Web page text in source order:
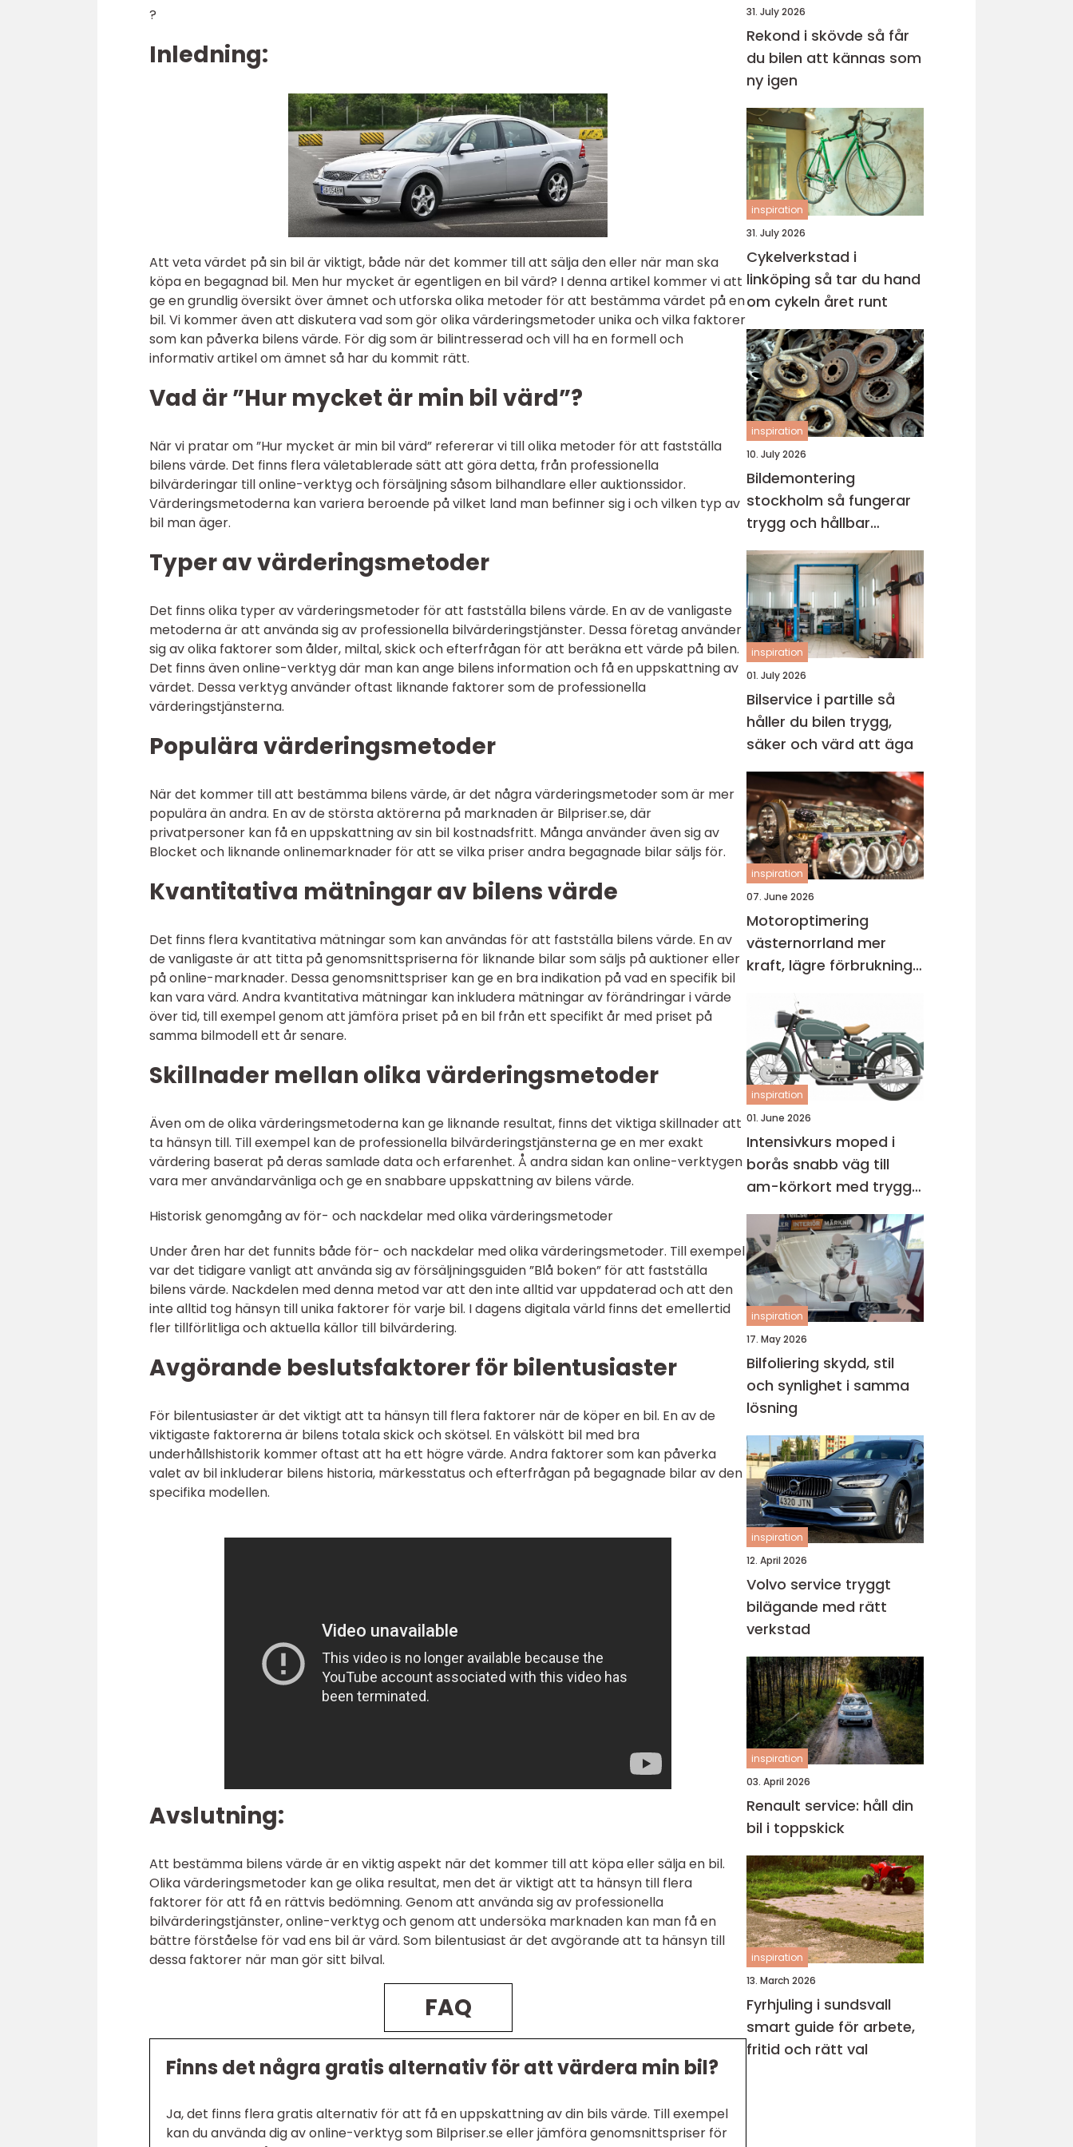
?
Inledning:
Att veta värdet på sin bil är viktigt, både när det kommer till att sälja den eller när man ska
köpa en begagnad bil. Men hur mycket är egentligen en bil värd? I denna artikel kommer vi att
ge en grundlig översikt över ämnet och utforska olika metoder för att bestämma värdet på en
bil. Vi kommer även att diskutera vad som gör olika värderingsmetoder unika och vilka faktorer
som kan påverka bilens värde. För dig som är bilintresserad och vill ha en formell och
informativ artikel om ämnet så har du kommit rätt.
Vad är ”Hur mycket är min bil värd”?
När vi pratar om ”Hur mycket är min bil värd” refererar vi till olika metoder för att fastställa
bilens värde. Det finns flera väletablerade sätt att göra detta, från professionella
bilvärderingar till online-verktyg och försäljning såsom bilhandlare eller auktionssidor.
Värderingsmetoderna kan variera beroende på vilket land man befinner sig i och vilken typ av
bil man äger.
Typer av värderingsmetoder
Det finns olika typer av värderingsmetoder för att fastställa bilens värde. En av de vanligaste
metoderna är att använda sig av professionella bilvärderingstjänster. Dessa företag använder
sig av olika faktorer som ålder, miltal, skick och efterfrågan för att beräkna ett värde på bilen.
Det finns även online-verktyg där man kan ange bilens information och få en uppskattning av
värdet. Dessa verktyg använder oftast liknande faktorer som de professionella
värderingstjänsterna.
Populära värderingsmetoder
När det kommer till att bestämma bilens värde, är det några värderingsmetoder som är mer
populära än andra. En av de största aktörerna på marknaden är Bilpriser.se, där
privatpersoner kan få en uppskattning av sin bil kostnadsfritt. Många använder även sig av
Blocket och liknande onlinemarknader för att se vilka priser andra begagnade bilar säljs för.
Kvantitativa mätningar av bilens värde
Det finns flera kvantitativa mätningar som kan användas för att fastställa bilens värde. En av
de vanligaste är att titta på genomsnittspriserna för liknande bilar som säljs på auktioner eller
på online-marknader. Dessa genomsnittspriser kan ge en bra indikation på vad en specifik bil
kan vara värd. Andra kvantitativa mätningar kan inkludera mätningar av förändringar i värde
över tid, till exempel genom att jämföra priset på en bil från ett specifikt år med priset på
samma bilmodell ett år senare.
Skillnader mellan olika värderingsmetoder
Även om de olika värderingsmetoderna kan ge liknande resultat, finns det viktiga skillnader att
ta hänsyn till. Till exempel kan de professionella bilvärderingstjänsterna ge en mer exakt
värdering baserat på deras samlade data och erfarenhet. Å andra sidan kan online-verktygen
vara mer användarvänliga och ge en snabbare uppskattning av bilens värde.
Historisk genomgång av för- och nackdelar med olika värderingsmetoder
Under åren har det funnits både för- och nackdelar med olika värderingsmetoder. Till exempel
var det tidigare vanligt att använda sig av försäljningsguiden ”Blå boken” för att fastställa
bilens värde. Nackdelen med denna metod var att den inte alltid var uppdaterad och att den
inte alltid tog hänsyn till unika faktorer för varje bil. I dagens digitala värld finns det emellertid
fler tillförlitliga och aktuella källor till bilvärdering.
Avgörande beslutsfaktorer för bilentusiaster
För bilentusiaster är det viktigt att ta hänsyn till flera faktorer när de köper en bil. En av de
viktigaste faktorerna är bilens totala skick och skötsel. En välskött bil med bra
underhållshistorik kommer oftast att ha ett högre värde. Andra faktorer som kan påverka
valet av bil inkluderar bilens historia, märkesstatus och efterfrågan på begagnade bilar av den
specifika modellen.
Avslutning:
Att bestämma bilens värde är en viktig aspekt när det kommer till att köpa eller sälja en bil.
Olika värderingsmetoder kan ge olika resultat, men det är viktigt att ta hänsyn till flera
faktorer för att få en rättvis bedömning. Genom att använda sig av professionella
bilvärderingstjänster, online-verktyg och genom att undersöka marknaden kan man få en
bättre förståelse för vad ens bil är värd. Som bilentusiast är det avgörande att ta hänsyn till
dessa faktorer när man gör sitt bilval.
FAQ
Finns det några gratis alternativ för att värdera min bil?
Ja, det finns flera gratis alternativ för att få en uppskattning av din bils värde. Till exempel
kan du använda dig av online-verktyg som Bilpriser.se eller jämföra genomsnittspriser för
31. July 2026
Rekond i skövde så får
du bilen att kännas som
ny igen
inspiration
31. July 2026
Cykelverkstad i
linköping så tar du hand
om cykeln året runt
inspiration
10. July 2026
Bildemontering
stockholm så fungerar
trygg och hållbar
bilskrotning
inspiration
01. July 2026
Bilservice i partille så
håller du bilen trygg,
säker och värd att äga
inspiration
07. June 2026
Motoroptimering
västernorrland mer
kraft, lägre förbrukning
inspiration
01. June 2026
Intensivkurs moped i
borås snabb väg till
am-körkort med trygg
grund
inspiration
17. May 2026
Bilfoliering skydd, stil
och synlighet i samma
lösning
inspiration
12. April 2026
Volvo service tryggt
bilägande med rätt
verkstad
inspiration
03. April 2026
Renault service: håll din
bil i toppskick
inspiration
13. March 2026
Fyrhjuling i sundsvall
smart guide för arbete,
fritid och rätt val